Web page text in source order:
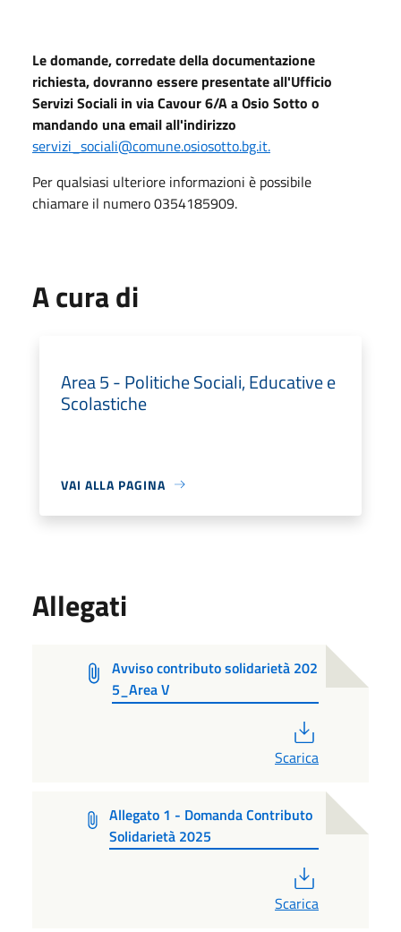
Le domande, corredate della documentazione
richiesta, dovranno essere presentate all'Ufficio
Servizi Sociali in via Cavour 6/A a Osio Sotto o
mandando una email all'indirizzo
servizi_sociali@comune.osiosotto.bg.it.
Per qualsiasi ulteriore informazioni è possibile
chiamare il numero 0354185909.
A cura di
Area 5 - Politiche Sociali, Educative e
Scolastiche
VAI ALLA PAGINA
Allegati
Avviso contributo solidarietà 202
5_Area V
Scarica
Allegato 1 - Domanda Contributo
Solidarietà 2025
Scarica